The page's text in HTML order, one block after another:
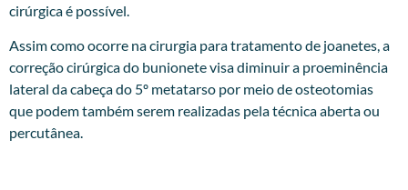
cirúrgica é possível.
Assim como ocorre na cirurgia para tratamento de joanetes, a
correção cirúrgica do bunionete visa diminuir a proeminência
lateral da cabeça do 5º metatarso por meio de osteotomias
que podem também serem realizadas pela técnica aberta ou
percutânea.